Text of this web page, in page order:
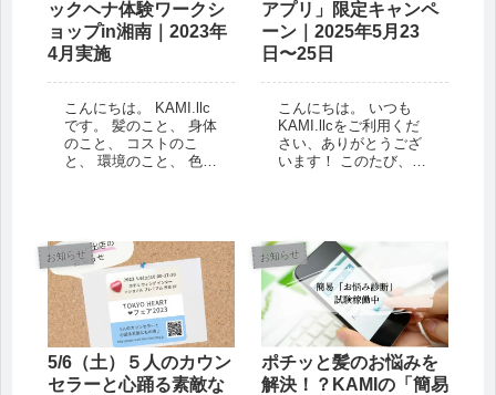
ックヘナ体験ワークシ
ョップin湘南｜2023年
4月実施
こんにちは。 KAMI.llc
です。 髪のこと、 身体
のこと、 コストのこ
と、 環境のこと、 色々
いはず。 でも、同時
に、...
アプリ」限定キャンペ
ーン｜2025年5月23
日〜25日
こんにちは。 いつも
KAMI.llcをご利用くだ
さい、ありがとうござ
います！ このたび、
ます。 参加条件を満た
せば、どなたでも対象
になり...
お知らせ
5/6（土）５人のカウン
セラーと心踊る素敵な
お知らせ
ポチッと髪のお悩みを
解決！？KAMIの「簡易